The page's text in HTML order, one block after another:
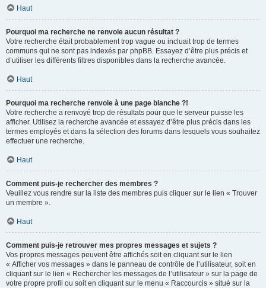
Haut
Pourquoi ma recherche ne renvoie aucun résultat ?
Votre recherche était probablement trop vague ou incluait trop de termes
communs qui ne sont pas indexés par phpBB. Essayez d’être plus précis et
d’utiliser les différents filtres disponibles dans la recherche avancée.
Haut
Pourquoi ma recherche renvoie à une page blanche ?!
Votre recherche a renvoyé trop de résultats pour que le serveur puisse les
afficher. Utilisez la recherche avancée et essayez d’être plus précis dans les
termes employés et dans la sélection des forums dans lesquels vous souhaitez
effectuer une recherche.
Haut
Comment puis-je rechercher des membres ?
Veuillez vous rendre sur la liste des membres puis cliquer sur le lien « Trouver
un membre ».
Haut
Comment puis-je retrouver mes propres messages et sujets ?
Vos propres messages peuvent être affichés soit en cliquant sur le lien
« Afficher vos messages » dans le panneau de contrôle de l’utilisateur, soit en
cliquant sur le lien « Rechercher les messages de l’utilisateur » sur la page de
votre propre profil ou soit en cliquant sur le menu « Raccourcis » situé sur la